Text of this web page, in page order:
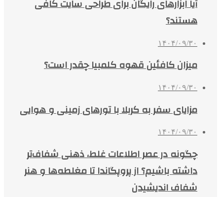
آیا ابزارهای رایگان برای طراحی سایت کافی
هستند؟
۱۴۰۴/۰۹/۳۰
میزان کافئین قهوه کلمبیا چقدر است؟
۱۴۰۴/۰۹/۳۰
مزایای سفر به کربلا با تورهای زمینی و هوایی
۱۴۰۴/۰۹/۳۰
چگونه در عصر اطلاعات غلط، ذهنی شفاف‌تر
داشته باشیم؟ از پروپگاندا تا مغلطه‌ها و هنر
شفاف اندیشیدن